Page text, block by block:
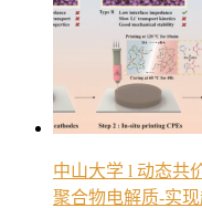
中山大学 l 动态共
聚合物电解质-实